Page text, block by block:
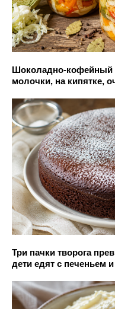
Шоколадно-кофейный
молочки, на кипятке,
Три пачки творога
дети едят с печеньем